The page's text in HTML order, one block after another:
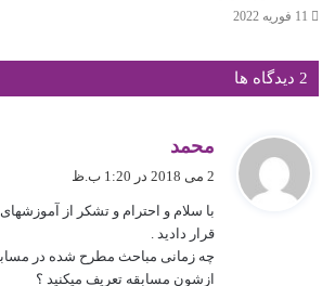
11 فوریه 2022
‫2 دیدگاه ها
محمد
:
2 می 2018 در 1:20 ب.ظ
با سلام و احترام و تشکر از
قرار دادید .
چه زمانی مباحث مطرح شده در
ازشون مسابقه تعریف میکنید ؟